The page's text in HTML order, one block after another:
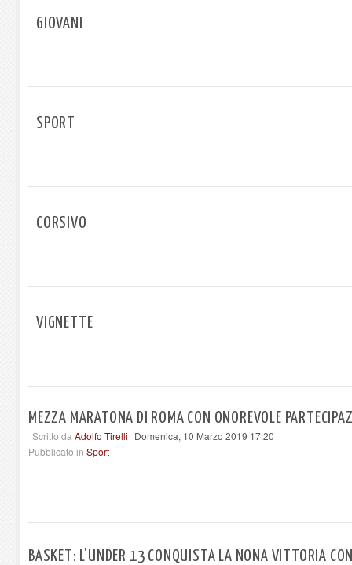
GIOVANI
SPORT
CORSIVO
VIGNETTE
MEZZA MARATONA DI ROMA CON ONOREVOLE
Scritto da Adolfo Tirelli Domenica, 10 Marzo 2019 17:20
Pubblicato in Sport
BASKET: L'UNDER 13 CONQUISTA LA NONA VITTORIA